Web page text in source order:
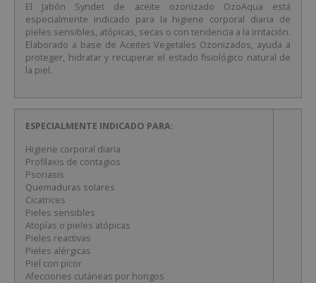
El Jabón Syndet de aceite ozonizado OzoAqua está
especialmente indicado para la higiene corporal diaria de
pieles sensibles, atópicas, secas o con tendencia a la irritación.
Elaborado a base de Aceites Vegetales Ozonizados, ayuda a
proteger, hidratar y recuperar el estado fisiológico natural de
la piel.
ESPECIALMENTE INDICADO PARA:
Higiene corporal diaria
Profilaxis de contagios
Psoriasis
Quemaduras solares
Cicatrices
Pieles sensibles
Atopías o pieles atópicas
Pieles reactivas
Pieles alérgicas
Piel con picor
Afecciones cutáneas por hongos